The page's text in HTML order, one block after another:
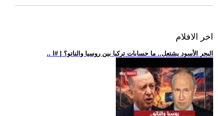
اخر الافلام
.. البحر الأسود يشتعل.. ما حسابات تركيا بين روسيا والناتو؟ | #ا